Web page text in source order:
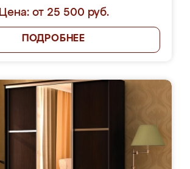
Цена: от 25 500 руб.
ПОДРОБНЕЕ